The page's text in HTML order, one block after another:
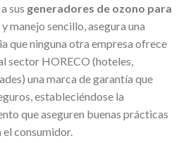
sus generadores de ozono para
manejo sencillo, asegura una
que ninguna otra empresa ofrece
sector HORECO (hoteles,
una marca de garantía que
estableciéndose la
que aseguren buenas prácticas
consumidor.